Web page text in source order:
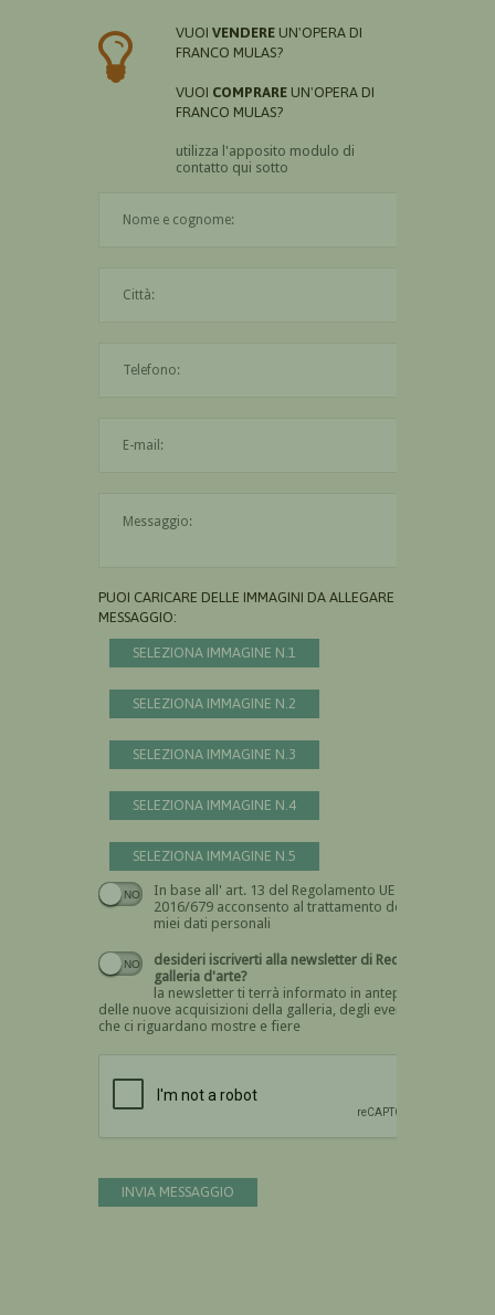
VUOI VENDERE UN'OPERA DI
FRANCO MULAS?
VUOI COMPRARE UN'OPERA DI
FRANCO MULAS?
utilizza l'apposito modulo di
contatto qui sotto
PUOI CARICARE DELLE IMMAGINI DA ALLEGARE AL
MESSAGGIO:
SELEZIONA IMMAGINE N.1
SELEZIONA IMMAGINE N.2
SELEZIONA IMMAGINE N.3
SELEZIONA IMMAGINE N.4
SELEZIONA IMMAGINE N.5
In base all' art. 13 del Regolamento UE n.
2016/679 acconsento al trattamento dei
miei dati personali
Devi dare il consenso
desideri iscriverti alla newsletter di Recta
galleria d'arte?
la newsletter ti terrà informato in anteprima
delle nuove acquisizioni della galleria, degli eventi
che ci riguardano mostre e fiere
INVIA MESSAGGIO